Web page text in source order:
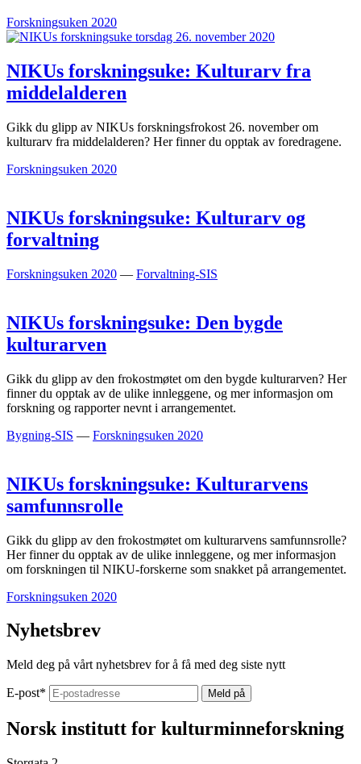
Forskningsuken 2020
NIKUs forskningsuke: Kulturarv fra
middelalderen
Gikk du glipp av NIKUs forskningsfrokost 26. november om
kulturarv fra middelalderen? Her finner du opptak av foredragene.
Forskningsuken 2020
NIKUs forskningsuke: Kulturarv og
forvaltning
Forskningsuken 2020 — Forvaltning-SIS
NIKUs forskningsuke: Den bygde
kulturarven
Gikk du glipp av den frokostmøtet om den bygde kulturarven? Her
finner du opptak av de ulike innleggene, og mer informasjon om
forskning og rapporter nevnt i arrangementet.
Bygning-SIS — Forskningsuken 2020
NIKUs forskningsuke: Kulturarvens
samfunnsrolle
Gikk du glipp av den frokostmøtet om kulturarvens samfunnsrolle?
Her finner du opptak av de ulike innleggene, og mer informasjon
om forskningen til NIKU-forskerne som snakket på arrangementet.
Forskningsuken 2020
Nyhetsbrev
Meld deg på vårt nyhetsbrev for å få med deg siste nytt
E-post*
Norsk institutt for kulturminneforskning